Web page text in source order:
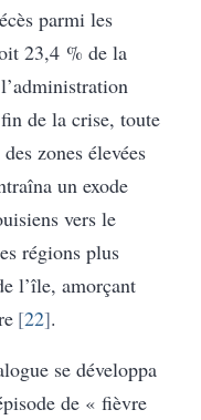
parmi les
23,4 % de la
de la crise, toute
zones élevées
un exode
vers le
régions plus
l’île, amorçant
22 .
se développa
de « fièvre